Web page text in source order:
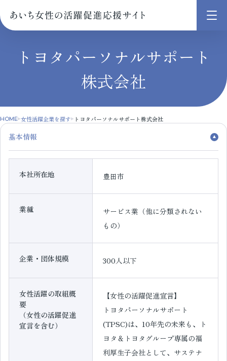
メ
く
トヨタパーソナルサポート
株式会社
HOME 女性活躍企業を探す トヨタパーソナルサポート株式会社
基本情報
本社所在地 豊田市
業種
サービス業（他に分類されない
もの）
企業・団体規模 300人以下
女性活躍の取組概
要
（女性の活躍促進
宣言を含む）
【女性の活躍促進宣言】
トヨタパーソナルサポート
(TPSC)は、10年先の未来も、ト
ヨタ＆トヨタグループ専属の福
利厚生子会社として、サステナ